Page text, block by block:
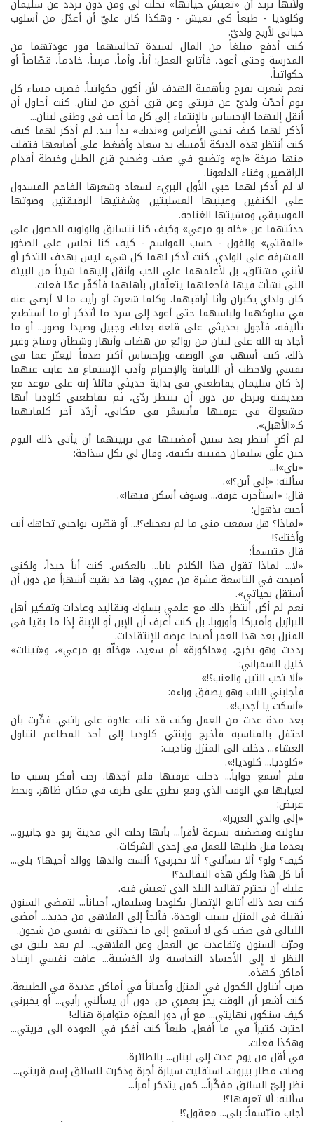
ولأنها تريد أن «تعيش حياتها» تخلّت لي ومن دون تردد عن سليمان
وكلوديا - طبعاً كي تعيش - وهكذا كان عليّ أن أعدّل من أسلوب
حياتي لأريح ولديّ.
كنت أدفع مبلغاً من المال لسيدة تجالسهما فور عودتهما من
المدرسة وحتى أعود، فأتابع العمل: أباً، وأماً، مربياً، خادماً، قصّاصاً أو
حكواتياً.
نعم شعرت بفرح وبأهمية الهدف لأن أكون حكواتياً. فصرت مساء كل
يوم أحدّث ولديّ عن قريتي وعن قرى أخرى من لبنان. كنت أحاول أن
أنقل إليهما الإحساس بالإنتماء إلى كل ما أحب في وطني لبنان...
أذكر لهما كيف نحيي الأعراس و«ندبك» يداً بيد. لم أذكر لهما كيف
كنت أنتظر هذه الدبكة لأمسك يد سعاد وأضغط على أصابعها فتفلت
منها صرخة «آخ» وتضيع في صخب وضجيج قرع الطبل وخبطة أقدام
الراقصين وغناء الدلعونا.
لا لم أذكر لهما حبي الأول البريء لسعاد وشعرها الفاحم المسدول
على الكتفين وعينيها العسليتين وشفتيها الرقيقتين وصوتها
الموسيقي ومشيتها الغناجة.
حدثتهما عن «خلة بو مرعي» وكيف كنا نتسابق والواوية للحصول على
«المقتي» والفول - حسب المواسم - كيف كنا نجلس على الصخور
المشرفة على الوادي. كنت أذكر لهما كل شيء ليس بهدف التذكر أو
لأنني مشتاق، بل لأعلمهما على الحب وأنقل إليهما شيئاً من البيئة
التي نشأت فيها فأجعلهما يتعلّقان بأهلهما فأكفّر عمّا فعلت.
كان ولداي يكبران وأنا أراقبهما. وكلما شعرت أو رأيت ما لا أرضى عنه
في سلوكهما ولباسهما حتى أعود إلى سرد ما أتذكر أو ما أستطيع
تأليفه، فأجول بحديثي على قلعة بعلبك وجبيل وصيدا وصور... أو ما
أجاد به الله على لبنان من روائع من هضاب وأنهار وشطآن ومناخ وغير
ذلك. كنت أسهب في الوصف وبإحساس أكثر صدقاً ليعبّر عما في
نفسي ولاحظت أن اللياقة والإحترام وأدب الإستماع قد غابت عنهما
إذ كان سليمان يقاطعني في بداية حديثي قائلاً إنه على موعد مع
صديقته ويرحل من دون أن ينتظر ردّي، ثم تقاطعني كلوديا أنها
مشغولة في غرفتها فأتسمّر في مكاني، أردّد آخر كلماتهما
كـ«الأهبل».
لم أكن أنتظر بعد سنين أمضيتها في تربيتهما أن يأتي ذلك اليوم
حين علّق سليمان حقيبته بكتفه، وقال لي بكل سذاجة:
«باي»!...
سألته: «إلى أين؟!».
قال: «استأجرت غرفة... وسوف أسكن فيها!».
أجبت بذهول:
«لماذا؟ هل سمعت مني ما لم يعجبك؟!... أو قصّرت بواجبي تجاهك أنت
وأختك؟!
قال متبسماً:
«لا... لماذا تقول هذا الكلام بابا... بالعكس. كنت أباً جيداً، ولكني
أصبحت في التاسعة عشرة من عمري، وها قد بقيت أشهراً من دون أن
أستقل بحياتي».
نعم لم أكن أنتظر ذلك مع علمي بسلوك وتقاليد وعادات وتفكير أهل
البرازيل وأميركا وأوروبا. بل كنت أعرف أن الإبن أو الإبنة إذا ما بقيا في
المنزل بعد هذا العمر أصبحا عرضة للإنتقادات.
رددت وهو يخرج، و«حاكورة» أم سعيد، «وخلّة بو مرعي»، و«تينات»
خليل السمراني:
«ألا تحب التين والعنب؟!»
فأجابني الباب وهو يصفق وراءه:
«أسكت يا أجدب!».
بعد مدة عدت من العمل وكنت قد نلت علاوة على راتبي. فكّرت بأن
احتفل بالمناسبة فأخرج وإبنتي كلوديا إلى أحد المطاعم لتناول
العشاء... دخلت الى المنزل وناديت:
«كلوديا... كلوديا!».
فلم أسمع جواباً... دخلت غرفتها فلم أجدها. رحت أفكر بسبب ما
لغيابها في الوقت الذي وقع نظري على ظرف في مكان ظاهر، وبخط
عريض:
«إلى والدي العزيز!».
تناولته وفضضته بسرعة لأقرأ... بأنها رحلت الى مدينة ريو دو جانيرو...
بعدما قبل طلبها للعمل في إحدى الشركات.
كيف؟ ولو؟ ألا تسألني؟ ألا تخبرني؟ ألست والدها ووالد أخيها؟ بلى...
أنا كل هذا ولكن هذه التقاليد؟!
عليك أن تحترم تقاليد البلد الذي تعيش فيه.
كنت بعد ذلك أتابع الإتصال بكلوديا وسليمان، أحياناً... لتمضي السنون
ثقيلة في المنزل بسبب الوحدة، فألجأ إلى الملاهي من جديد... أمضي
الليالي في صخب كي لا أستمع إلى ما تحدثني به نفسي من شجون.
ومرّت السنون وتقاعدت عن العمل وعن الملاهي... لم يعد يليق بي
النظر لا إلى الأجساد النحاسية ولا الخشبية... عافت نفسي ارتياد
أماكن كهذه.
صرت أتناول الكحول في المنزل وأحياناً في أماكن عديدة في الطبيعة.
كنت أشعر أن الوقت يحزّ بعمري من دون أن يسألني رأيي... أو يخبرني
كيف ستكون نهايتي... مع أن دور العجزة متوافرة هناك!
احترت كثيراً في ما أفعل. طبعاً كنت أفكر في العودة الى قريتي...
وهكذا فعلت.
في أقل من يوم عدت إلى لبنان... بالطائرة.
وصلت مطار بيروت. استقليت سيارة أجرة وذكرت للسائق إسم قريتي...
نظر إليّ السائق مفكّراً... كمن يتذكر أمراً...
سألته: ألا تعرفها؟!
أجاب متبّسماً: بلى... معقول؟!